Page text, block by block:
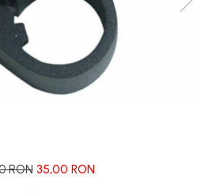
lumini
RON 35,00 RON